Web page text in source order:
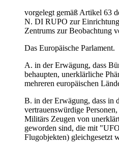
vorgelegt gemäß Artikel 63
N. DI RUPO zur Einrichtung
Zentrums zur Beobachtung
Das Europäische Parlament.
A. in der Erwägung, dass
behaupten, unerklärliche
mehreren europäischen
B. in der Erwägung, dass in
vertrauenswürdige
Militärs Zeugen von
geworden sind, die mit
Flugobjekten) gleichgesetzt